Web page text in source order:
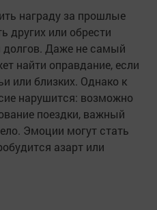
награду за прошлые
других или обрести
Даже не самый
найти оправдание, если
или близких. Однако к
нарушится: возможно
поездки, важный
Эмоции могут стать
азарт или